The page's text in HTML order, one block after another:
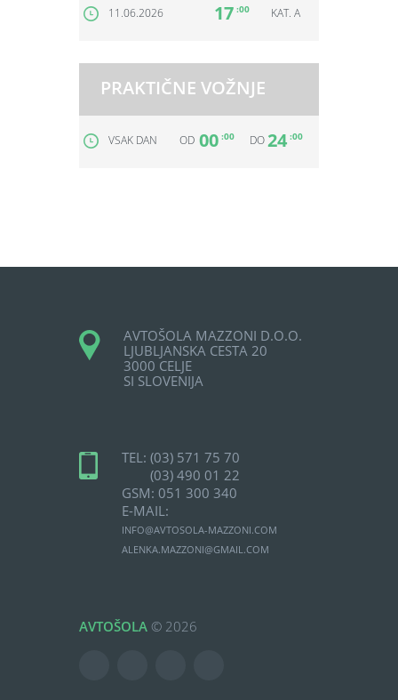
11.06.2026 17 :00 KAT. A
PRAKTIČNE VOŽNJE
VSAK DAN OD 00 :00 DO24 :00
AVTOŠOLA MAZZONI D.O.O.
LJUBLJANSKA CESTA 20
3000 CELJE
SI SLOVENIJA
TEL: (03) 571 75 70
(03) 490 01 22
GSM: 051 300 340
E-MAIL:
INFO@AVTOSOLA-MAZZONI.COM
ALENKA.MAZZONI@GMAIL.COM
AVTOŠOLA © 2026